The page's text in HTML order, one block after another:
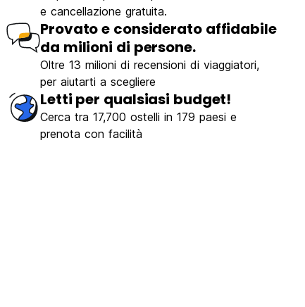
e cancellazione gratuita.
Provato e considerato affidabile
da milioni di persone.
Oltre 13 milioni di recensioni di viaggiatori,
per aiutarti a scegliere
Letti per qualsiasi budget!
Cerca tra 17,700 ostelli in 179 paesi e
prenota con facilità